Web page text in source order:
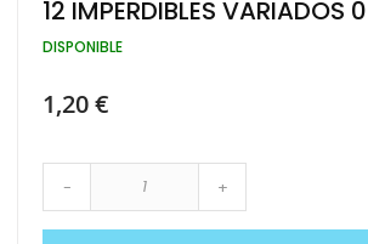
al
comienzo
galería
12 IMPERDIBLES VARIADOS
DISPONIBLE
1,20 €
- +